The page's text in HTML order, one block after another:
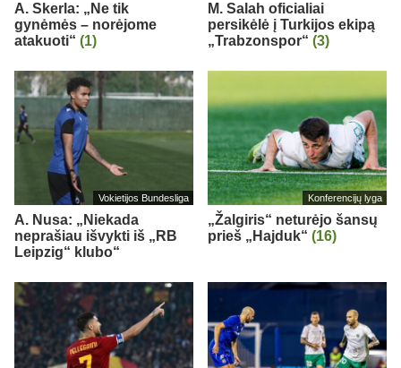
A. Skerla: „Ne tik
gynėmės – norėjome
atakuoti“ (1)
M. Salah oficialiai
persikėlė į Turkijos ekipą
„Trabzonspor“ (3)
Vokietijos Bundesliga
A. Nusa: „Niekada
neprašiau išvykti iš „RB
Leipzig“ klubo“
Konferencijų lyga
„Žalgiris“ neturėjo šansų
prieš „Hajduk“ (16)